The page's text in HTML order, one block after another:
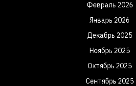
Февраль 2026
Январь 2026
Декабрь 2025
Ноябрь 2025
Октябрь 2025
Сентябрь 2025